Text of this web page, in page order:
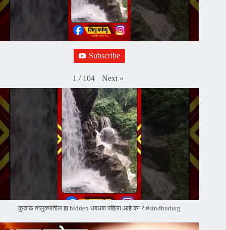
Subscribe
1 / 104 Next »
कुडाळ तालुक्यातील हा hidden धबधबा पहिला आहे का ? #sindhudurg